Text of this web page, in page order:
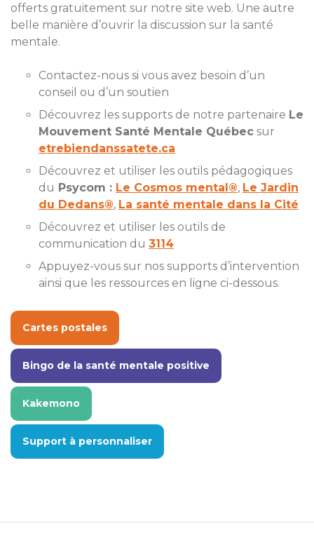
offerts gratuitement sur notre site web. Une autre
belle manière d’ouvrir la discussion sur la santé
mentale.
Contactez-nous si vous avez besoin d’un
conseil ou d’un soutien
Découvrez les supports de notre partenaire Le
Mouvement Santé Mentale Québec sur
etrebiendanssatete.ca
Découvrez et utiliser les outils pédagogiques
du Psycom : Le Cosmos mental®, Le Jardin
du Dedans®, La santé mentale dans la Cité
Découvrez et utiliser les outils de
communication du 3114
Appuyez-vous sur nos supports d’intervention
ainsi que les ressources en ligne ci-dessous.
Cartes postales
Bingo de la santé mentale positive
Kakemono
Support à personnaliser